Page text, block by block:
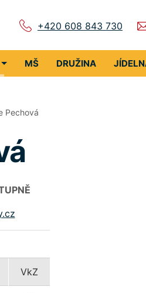
+420 608 843 730
MŠ DRUŽINA
Pechová
VkZ